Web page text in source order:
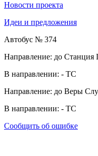
Новости проекта
Идеи и предложения
Автобус № 374
Направление: до Станция
В направлении: - ТС
Направление: до Веры
В направлении: - ТС
Сообщить об ошибке